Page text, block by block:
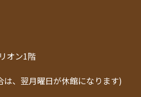
オン1階
は、翌月曜日が休館になります)